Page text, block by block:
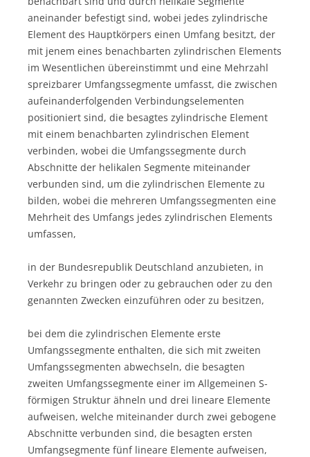
aneinander befestigt sind, wobei jedes zylindrische
Element des Hauptkörpers einen Umfang besitzt, der
mit jenem eines benachbarten zylindrischen Elements
im Wesentlichen übereinstimmt und eine Mehrzahl
spreizbarer Umfangssegmente umfasst, die zwischen
aufeinanderfolgenden Verbindungselementen
positioniert sind, die besagtes zylindrische Element
mit einem benachbarten zylindrischen Element
verbinden, wobei die Umfangssegmente durch
Abschnitte der helikalen Segmente miteinander
verbunden sind, um die zylindrischen Elemente zu
bilden, wobei die mehreren Umfangssegmenten eine
Mehrheit des Umfangs jedes zylindrischen Elements
umfassen,
in der Bundesrepublik Deutschland anzubieten, in
Verkehr zu bringen oder zu gebrauchen oder zu den
genannten Zwecken einzuführen oder zu besitzen,
bei dem die zylindrischen Elemente erste
Umfangssegmente enthalten, die sich mit zweiten
Umfangssegmenten abwechseln, die besagten
zweiten Umfangssegmente einer im Allgemeinen S-
förmigen Struktur ähneln und drei lineare Elemente
aufweisen, welche miteinander durch zwei gebogene
Abschnitte verbunden sind, die besagten ersten
Umfangsegmente fünf lineare Elemente aufweisen,